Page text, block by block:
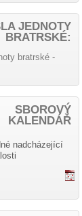
JEDNOTY
BRATRSKÉ:
bratrské -
SBOROVÝ
KALENDÁŘ
nadcházející